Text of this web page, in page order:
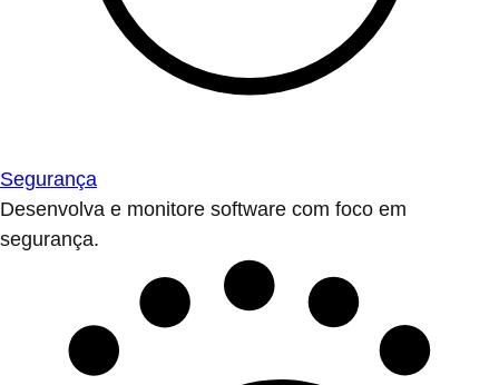
Segurança
Desenvolva e monitore software com foco em
segurança.